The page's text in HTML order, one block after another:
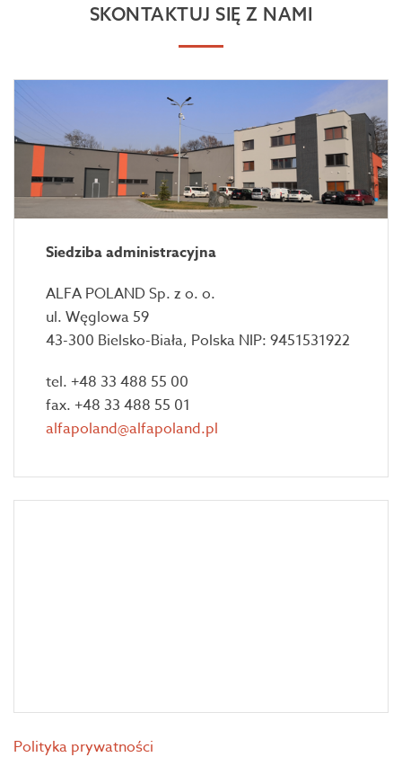
SKONTAKTUJ SIĘ Z NAMI
Siedziba administracyjna
ALFA POLAND Sp. z o. o.
ul. Węglowa 59
43-300 Bielsko-Biała, Polska NIP: 9451531922
tel. +48 33 488 55 00
fax. +48 33 488 55 01
alfapoland@alfapoland.pl
Polityka prywatności